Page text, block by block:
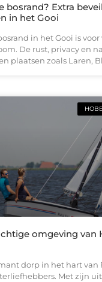
bosrand? Extra
in het Gooi
in het Gooi is voor
De rust, privacy en
plaatsen zoals Laren,
omgeving van
dorp in het hart van
Met zijn